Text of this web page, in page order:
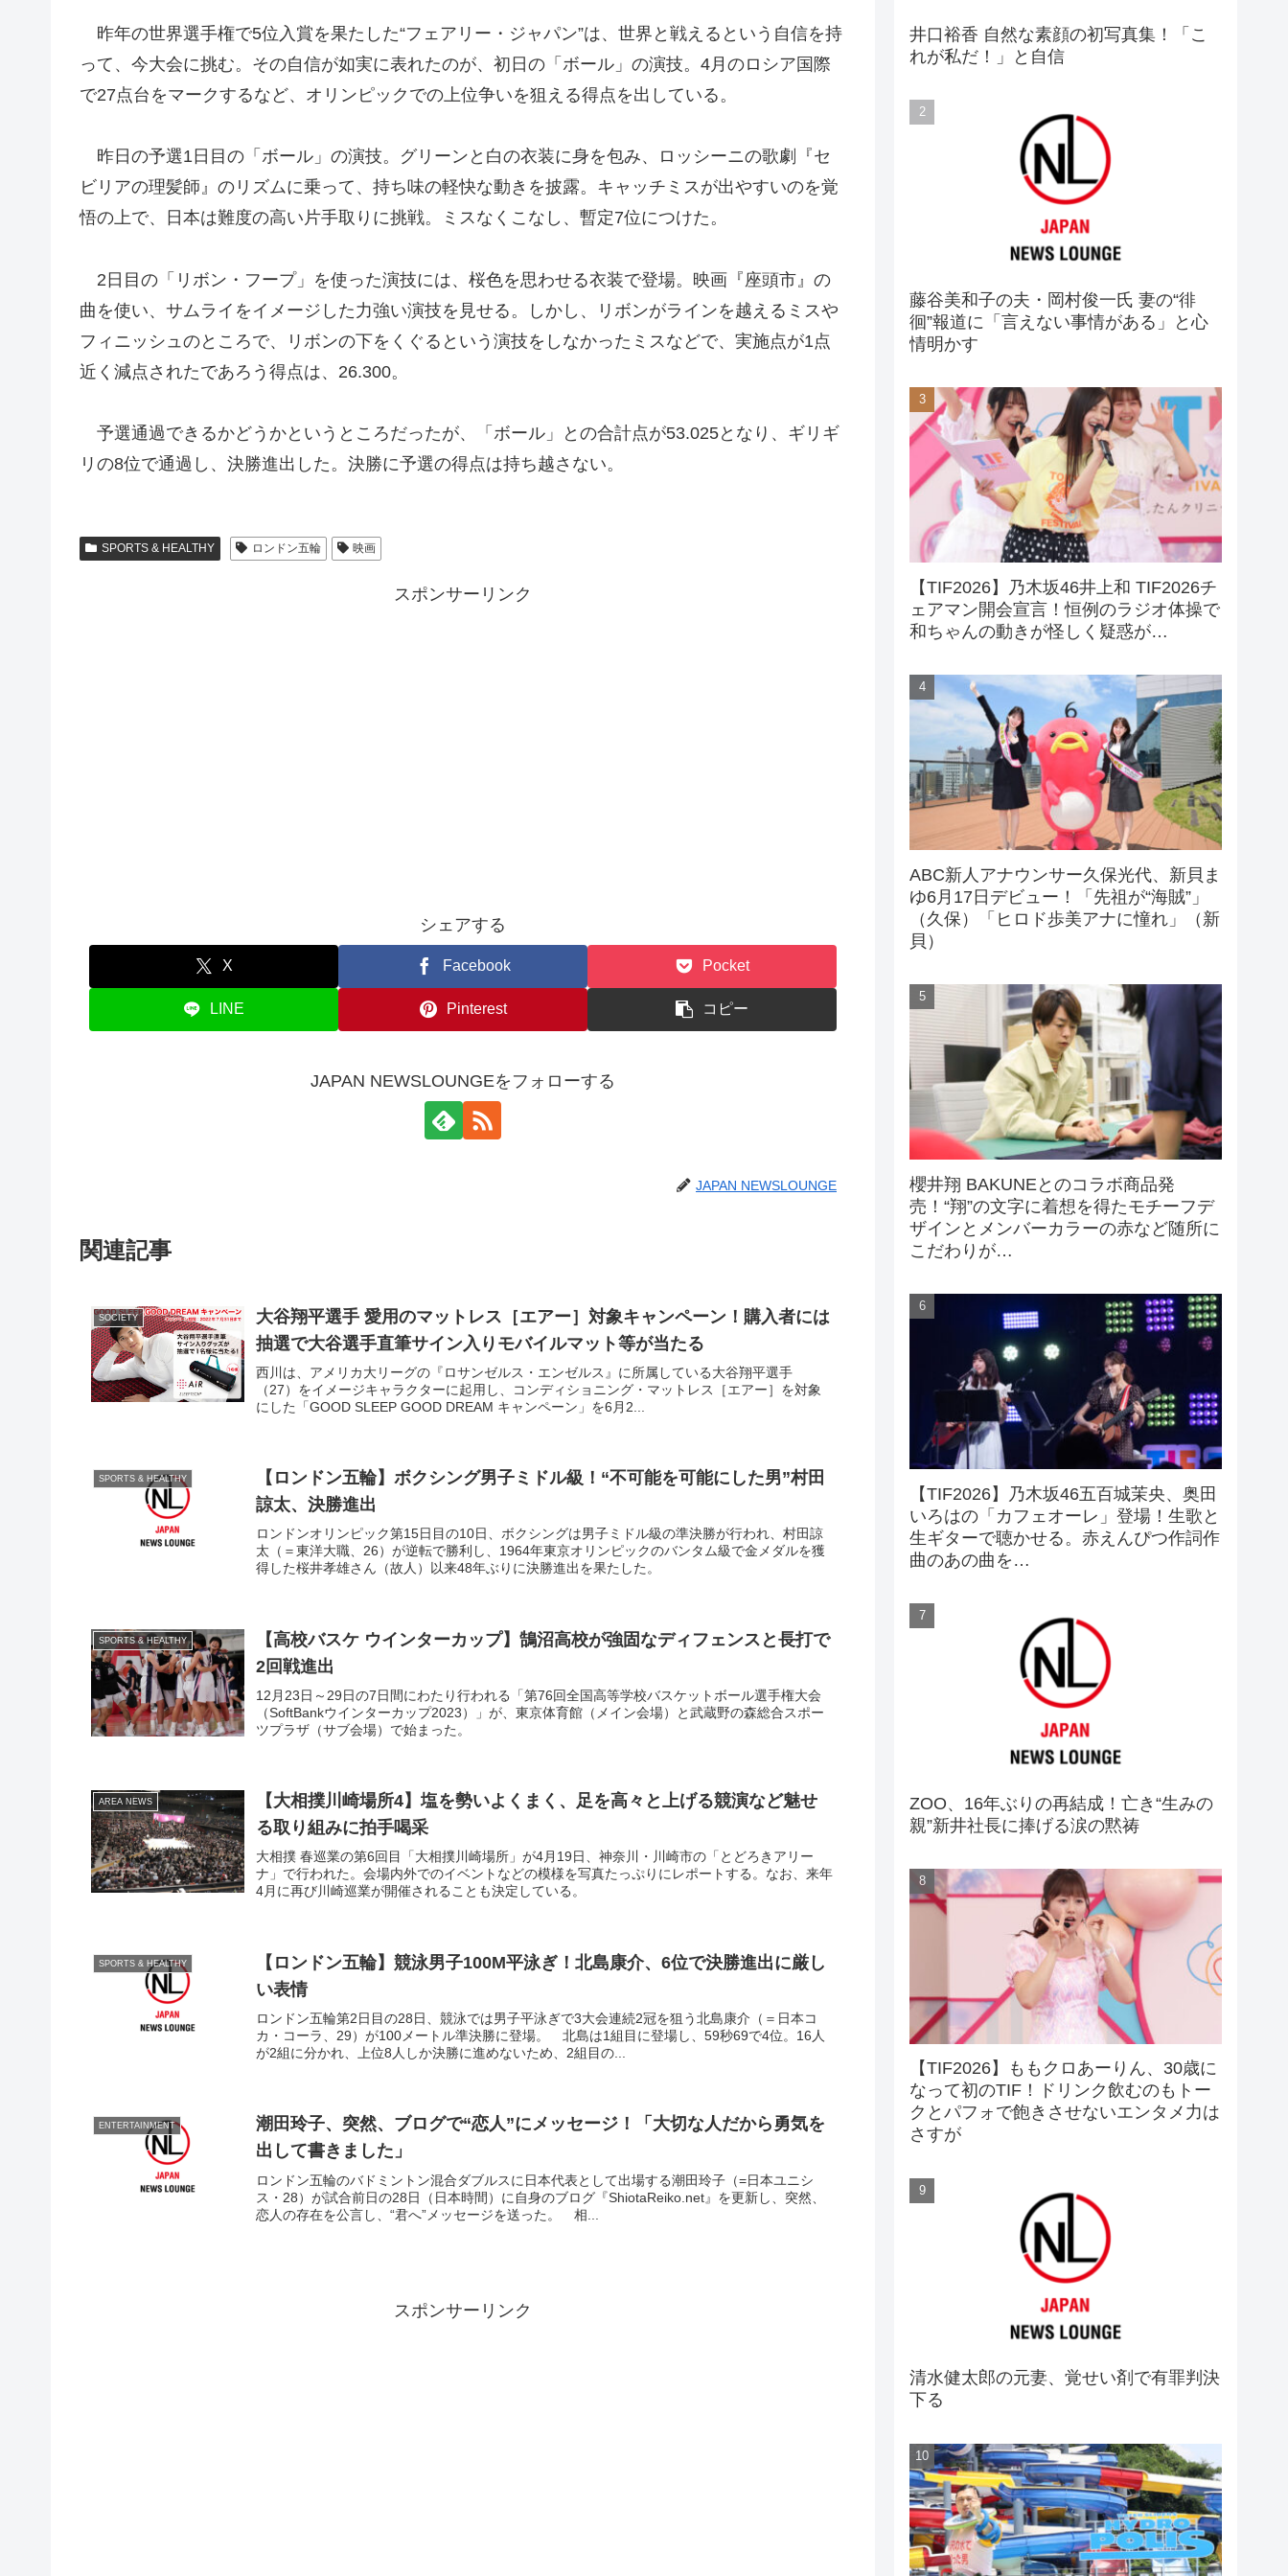
昨年の世界選手権で5位入賞を果たした“フェアリー・ジャパン”は、世界と戦えるという自信を持
って、今大会に挑む。その自信が如実に表れたのが、初日の「ボール」の演技。4月のロシア国際
で27点台をマークするなど、オリンピックでの上位争いを狙える得点を出している。
昨日の予選1日目の「ボール」の演技。グリーンと白の衣装に身を包み、ロッシーニの歌劇『セ
ビリアの理髪師』のリズムに乗って、持ち味の軽快な動きを披露。キャッチミスが出やすいのを覚
悟の上で、日本は難度の高い片手取りに挑戦。ミスなくこなし、暫定7位につけた。
2日目の「リボン・フープ」を使った演技には、桜色を思わせる衣装で登場。映画『座頭市』の
曲を使い、サムライをイメージした力強い演技を見せる。しかし、リボンがラインを越えるミスや
フィニッシュのところで、リボンの下をくぐるという演技をしなかったミスなどで、実施点が1点
近く減点されたであろう得点は、26.300。
予選通過できるかどうかというところだったが、「ボール」との合計点が53.025となり、ギリギ
リの8位で通過し、決勝進出した。決勝に予選の得点は持ち越さない。
SPORTS & HEALTHY ロンドン五輪 映画
スポンサーリンク
シェアする
X Facebook Pocket
LINE Pinterest コピー
JAPAN NEWSLOUNGEをフォローする
JAPAN NEWSLOUNGE
関連記事
SOCIETY
大谷翔平選手 愛用のマットレス［エアー］対象キャンペーン！購入者には
抽選で大谷選手直筆サイン入りモバイルマット等が当たる
西川は、アメリカ大リーグの『ロサンゼルス・エンゼルス』に所属している大谷翔平選手
（27）をイメージキャラクターに起用し、コンディショニング・マットレス［エアー］を対象
にした「GOOD SLEEP GOOD DREAM キャンペーン」を6月2...
SPORTS & HEALTHY
【ロンドン五輪】ボクシング男子ミドル級！“不可能を可能にした男”村田
諒太、決勝進出
ロンドンオリンピック第15日目の10日、ボクシングは男子ミドル級の準決勝が行われ、村田諒
太（＝東洋大職、26）が逆転で勝利し、1964年東京オリンピックのバンタム級で金メダルを獲
得した桜井孝雄さん（故人）以来48年ぶりに決勝進出を果たした。
SPORTS & HEALTHY
【高校バスケ ウインターカップ】鵠沼高校が強固なディフェンスと長打で
2回戦進出
12月23日～29日の7日間にわたり行われる「第76回全国高等学校バスケットボール選手権大会
（SoftBankウインターカップ2023）」が、東京体育館（メイン会場）と武蔵野の森総合スポー
ツプラザ（サブ会場）で始まった。
AREA NEWS
【大相撲川崎場所4】塩を勢いよくまく、足を高々と上げる競演など魅せ
る取り組みに拍手喝采
大相撲 春巡業の第6回目「大相撲川崎場所」が4月19日、神奈川・川崎市の「とどろきアリー
ナ」で行われた。会場内外でのイベントなどの模様を写真たっぷりにレポートする。なお、来年
4月に再び川崎巡業が開催されることも決定している。
SPORTS & HEALTHY
【ロンドン五輪】競泳男子100M平泳ぎ！北島康介、6位で決勝進出に厳し
い表情
ロンドン五輪第2日目の28日、競泳では男子平泳ぎで3大会連続2冠を狙う北島康介（＝日本コ
カ・コーラ、29）が100メートル準決勝に登場。 北島は1組目に登場し、59秒69で4位。16人
が2組に分かれ、上位8人しか決勝に進めないため、2組目の...
ENTERTAINMENT
潮田玲子、突然、ブログで“恋人”にメッセージ！「大切な人だから勇気を
出して書きました」
ロンドン五輪のバドミントン混合ダブルスに日本代表として出場する潮田玲子（=日本ユニシ
ス・28）が試合前日の28日（日本時間）に自身のブログ『ShiotaReiko.net』を更新し、突然、
恋人の存在を公言し、“君へ”メッセージを送った。 相...
スポンサーリンク
井口裕香 自然な素顔の初写真集！「こ
れが私だ！」と自信
藤谷美和子の夫・岡村俊一氏 妻の“徘
徊”報道に「言えない事情がある」と心
情明かす
【TIF2026】乃木坂46井上和 TIF2026チ
ェアマン開会宣言！恒例のラジオ体操で
和ちゃんの動きが怪しく疑惑が…
ABC新人アナウンサー久保光代、新貝ま
ゆ6月17日デビュー！「先祖が“海賊”」
（久保）「ヒロド歩美アナに憧れ」（新
貝）
櫻井翔 BAKUNEとのコラボ商品発
売！“翔”の文字に着想を得たモチーフデ
ザインとメンバーカラーの赤など随所に
こだわりが…
【TIF2026】乃木坂46五百城茉央、奥田
いろはの「カフェオーレ」登場！生歌と
生ギターで聴かせる。赤えんぴつ作詞作
曲のあの曲を…
ZOO、16年ぶりの再結成！亡き“生みの
親”新井社長に捧げる涙の黙祷
【TIF2026】ももクロあーりん、30歳に
なって初のTIF！ドリンク飲むのもトー
クとパフォで飽きさせないエンタメ力は
さすが
清水健太郎の元妻、覚せい剤で有罪判決
下る